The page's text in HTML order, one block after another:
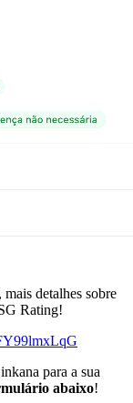
detalhes sobre
Rating!
para a sua
abaixo!